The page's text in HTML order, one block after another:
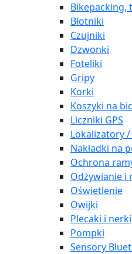
Bikepacking,
Błotniki
Czujniki
Dzwonki
Foteliki
Gripy
Korki
Koszyki na
Liczniki GPS
Lokalizatory
Nakładki na
Ochrona
Odżywianie i
Oświetlenie
Owijki
Plecaki i nerki
Pompki
Sensory